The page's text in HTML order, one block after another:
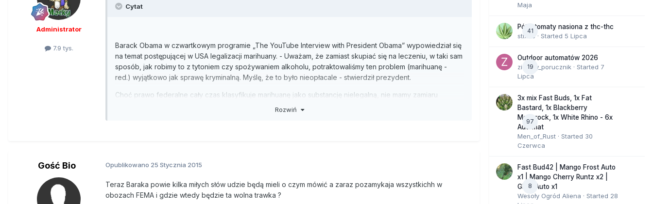
Administrator
7.9 tys.
Cytat
Barack Obama w czwartkowym programie „The YouTube Interview with President Obama” wypowiedział się
na temat postępującej w USA legalizacji marihuany. - Uważam, że zamiast skupiać się na leczeniu, w taki sam
sposób, jak robimy to z tytoniem czy spożywaniem alkoholu, potraktowaliśmy ten problem (marihuanę -
red.) wyjątkowo jak sprawę kryminalną. Myślę, że to było nieopłacale - stwierdził prezydent.
Choć prawo federalne cały czas klasyfikuje marihuanę jako substancję nielegalną, nie mamy zamiaru
przeznaczać wielu środków na zmianę decyzji podjętych w tej sprawie na poziomie poszczególnych
traktować niestosujących przemoc konsumentów narkotyków - podkreślał prezydent. - Uważam, że zamiast
skupiać się na leczeniu, w taki sam sposób, jak robimy to z tytoniem czy spożywaniem alkoholu,
potraktowaliśmy ten problem (marihuanę - red.) wyjątkowo jak sprawę kryminalną. Myślę, że to było
nieopłacale i niszczące dla wielu mniejszości społecznych. To pokazazuje, w jak nierówny sposób może
Rozwiń
Gość Bio Opublikowano 25 Stycznia 2015
Teraz Baraka powie kilka miłych słów udzie będą mieli o czym mówić a zaraz pozamykaja wszystkichh w
obozach FEMA i gdzie wtedy będzie ta wolna trawka ?
Maja
41
Półautomaty nasiona z thc-thc
stix33 · Started 5 Lipca
19
Outdoor automatów 2026
zielony_porucznik · Started 7
Lipca
97
3x mix Fast Buds, 1x Fat
Bastard, 1x Blackberry
Moonrock, 1x White Rhino - 6x
Automat
Men_of_Rust · Started 30
Czerwca
8
Fast Bud42 | Mango Frost Auto
x1 | Mango Cherry Runtz x2 |
GMO Auto x1
Wesoły Ogród Aliena · Started 28